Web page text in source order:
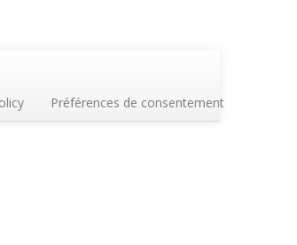
Préférences de consentement